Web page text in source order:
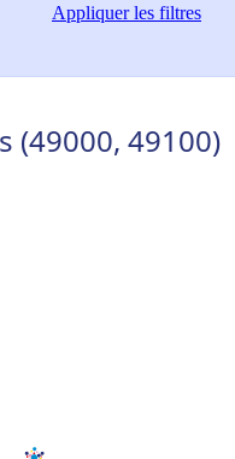
Appliquerles filtres
(49000, 49100)